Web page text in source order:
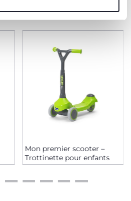
Mon premier scooter –
Trottinette pour enfants